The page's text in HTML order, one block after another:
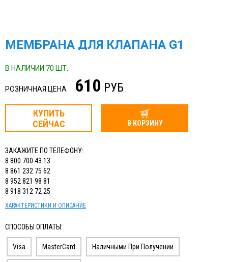
МЕМБРАНА ДЛЯ КЛАПАНА G1
В НАЛИЧИИ 70 ШТ.
РОЗНИЧНАЯ ЦЕНА 610 РУБ
КУПИТЬ
СЕЙЧАС
В КОРЗИНУ
ЗАКАЖИТЕ ПО ТЕЛЕФОНУ:
8 800 700 43 13
8 861 232 75 62
8 952 821 98 81
8 918 312 72 25
ХАРАКТЕРИСТИКИ И ОПИСАНИЕ
СПОСОБЫ ОПЛАТЫ:
Visa MasterCard Наличными При Получении